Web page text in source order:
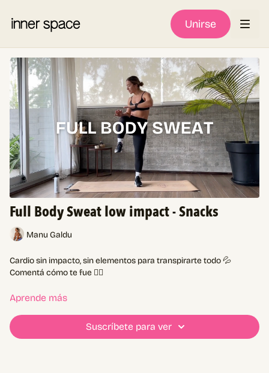
Unirse
Full Body Sweat low impact - Snacks
Manu Galdu
Cardio sin impacto, sin elementos para transpirarte todo 💦
Comentá cómo te fue 👇🏼
Aprende más
Suscríbete para ver